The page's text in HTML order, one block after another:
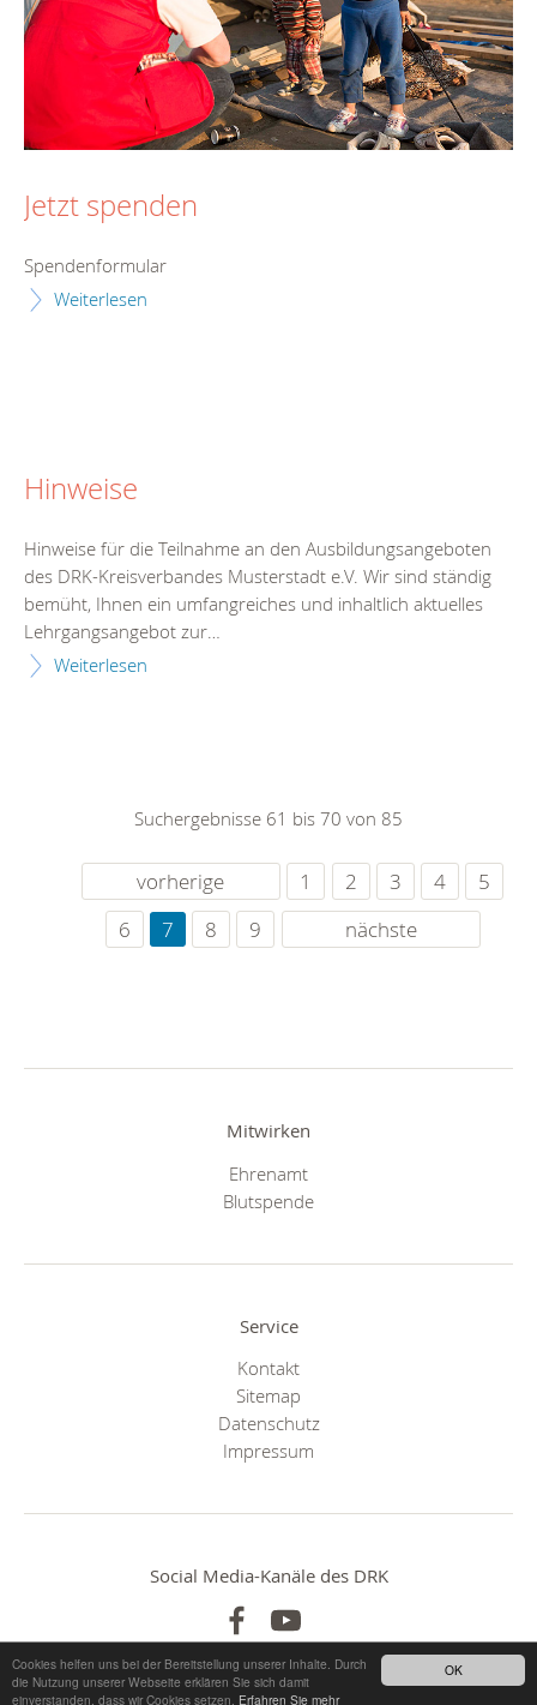
OK
Cookies helfen uns bei der Bereitstellung unserer Inhalte. Durch
die Nutzung unserer Webseite erklären Sie sich damit
einverstanden, dass wir Cookies setzen. Erfahren Sie mehr
Jetzt spenden
Spendenformular
Weiterlesen
Hinweise
Hinweise für die Teilnahme an den Ausbildungsangeboten
des DRK-Kreisverbandes Musterstadt e.V. Wir sind ständig
bemüht, Ihnen ein umfangreiches und inhaltlich aktuelles
Lehrgangsangebot zur…
Weiterlesen
Suchergebnisse 61 bis 70 von 85
vorherige 1 2 3 4
5
6
7 8 9 nächste
Mitwirken
Ehrenamt
Blutspende
Service
Kontakt
Sitemap
Datenschutz
Impressum
Social Media-Kanäle des DRK